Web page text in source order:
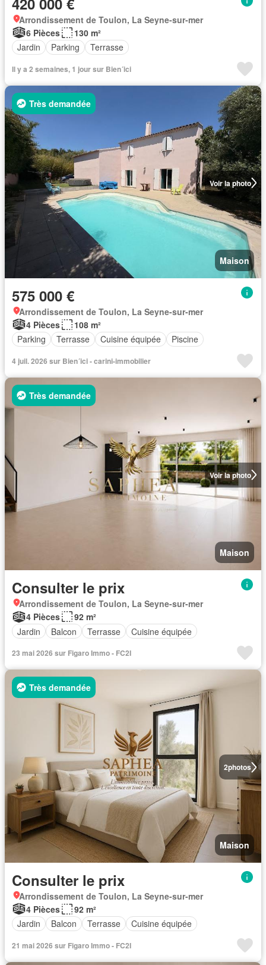
Arrondissement de Toulon, La Seyne-sur-mer
6 Pièces
130 m²
Jardin
Parking Terrasse
Il y a 2 semaines, 1 jour sur Bien´ici
Voir la photo
Très demandée
Maison
575 000 €
Arrondissement de Toulon, La Seyne-sur-mer
4 Pièces
108 m²
Parking
Terrasse Cuisine équipée Piscine
4 juil. 2026 sur Bien´ici - carini-immobilier
Voir la photo
Très demandée
Maison
Consulter le prix
Arrondissement de Toulon, La Seyne-sur-mer
4 Pièces
92 m²
Jardin
Balcon Terrasse Cuisine équipée
23 mai 2026 sur Figaro Immo - FC2I
2photos
Très demandée
Maison
Consulter le prix
Arrondissement de Toulon, La Seyne-sur-mer
4 Pièces
92 m²
Jardin
Balcon Terrasse Cuisine équipée
21 mai 2026 sur Figaro Immo - FC2I